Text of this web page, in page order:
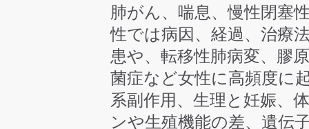
肺がん、喘息、慢性閉塞
性では病因、経過、治療
患や、転移性肺病変、膠
菌症など女性に高頻度に
系副作用、生理と妊娠、
ンや生殖機能の差、遺伝